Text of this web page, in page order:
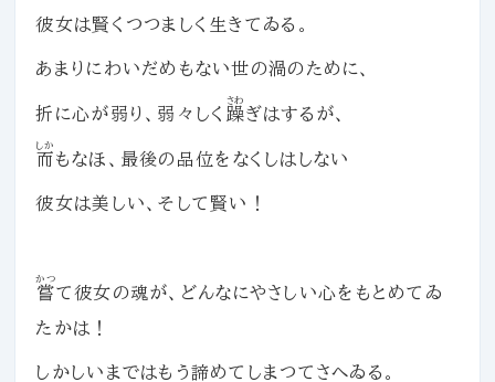
彼女は賢くつつましく生きてゐる。
あまりにわいだめもない世の渦のために、
折に心が弱り、弱々しく 躁
さわ
ぎはするが、
而
しか
もなほ、最後の品位をなくしはしない
彼女は美しい、そして賢い！
嘗
かつ
て彼女の魂が、どんなにやさしい心をもとめてゐ
たかは！
しかしいまではもう諦めてしまつてさへゐる。